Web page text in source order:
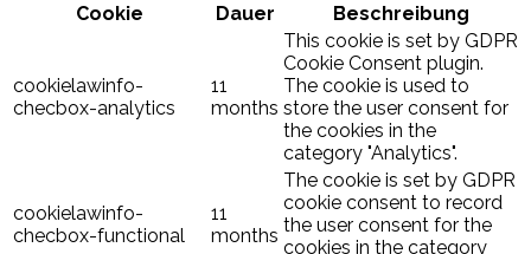
Cookie
Dauer Beschreibung
cookielawinfo-
checbox-analytics
11
months
This cookie is set by GDPR
Cookie Consent plugin.
The cookie is used to
store the user consent for
the cookies in the
category "Analytics".
cookielawinfo-
checbox-functional
11
months
The cookie is set by GDPR
cookie consent to record
the user consent for the
cookies in the category